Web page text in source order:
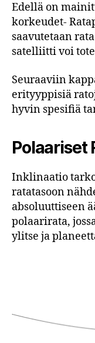
Edellä on
korkeudet-
saavutetaan
satelliitti voi
Seuraaviin
erityyppisiä
hyvin spesifiä
Polaariset
Inklinaatio
ratatasoon
absoluuttiseen
polaarirata,
ylitse ja